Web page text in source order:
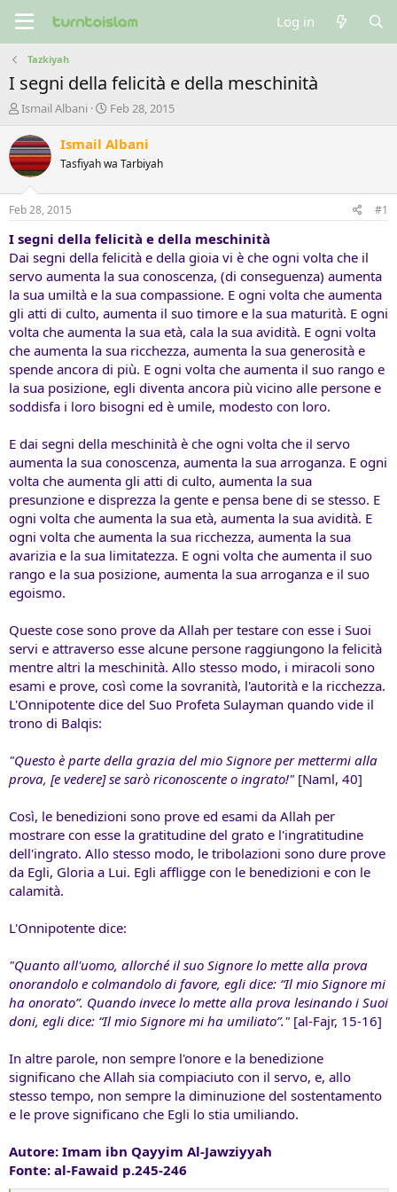
Log in
Tazkiyah
I segni della felicità e della meschinità
T
r
e
a
s
t
a
t
e
r
Ismail Albani
S
a
t
e
Feb 28, 2015
Ismail Albani
Tasfiyah wa Tarbiyah
Feb 28, 2015 #1
I segni della felicità e della meschinità
Dai segni della felicità e della gioia vi è che ogni volta che il
servo aumenta la sua conoscenza, (di conseguenza) aumenta
la sua umiltà e la sua compassione. E ogni volta che aumenta
gli atti di culto, aumenta il suo timore e la sua maturità. E ogni
volta che aumenta la sua età, cala la sua avidità. E ogni volta
che aumenta la sua ricchezza, aumenta la sua generosità e
spende ancora di più. E ogni volta che aumenta il suo rango e
la sua posizione, egli diventa ancora più vicino alle persone e
soddisfa i loro bisogni ed è umile, modesto con loro.
E dai segni della meschinità è che ogni volta che il servo
aumenta la sua conoscenza, aumenta la sua arroganza. E ogni
volta che aumenta gli atti di culto, aumenta la sua
presunzione e disprezza la gente e pensa bene di se stesso. E
ogni volta che aumenta la sua età, aumenta la sua avidità. E
ogni volta che aumenta la sua ricchezza, aumenta la sua
avarizia e la sua limitatezza. E ogni volta che aumenta il suo
rango e la sua posizione, aumenta la sua arroganza e il suo
egoismo.
Queste cose sono prove da Allah per testare con esse i Suoi
servi e attraverso esse alcune persone raggiungono la felicità
mentre altri la meschinità. Allo stesso modo, i miracoli sono
esami e prove, così come la sovranità, l'autorità e la ricchezza.
L'Onnipotente dice del Suo Profeta Sulayman quando vide il
trono di Balqis:
"Questo è parte della grazia del mio Signore per mettermi alla
prova, [e vedere] se sarò riconoscente o ingrato!" [Naml, 40]
Così, le benedizioni sono prove ed esami da Allah per
mostrare con esse la gratitudine del grato e l'ingratitudine
dell'ingrato. Allo stesso modo, le tribolazioni sono dure prove
da Egli, Gloria a Lui. Egli affligge con le benedizioni e con le
calamità.
L'Onnipotente dice:
"Quanto all'uomo, allorché il suo Signore lo mette alla prova
onorandolo e colmandolo di favore, egli dice: “Il mio Signore mi
ha onorato”. Quando invece lo mette alla prova lesinando i Suoi
doni, egli dice: “Il mio Signore mi ha umiliato”." [al-Fajr, 15-16]
In altre parole, non sempre l'onore e la benedizione
significano che Allah sia compiaciuto con il servo, e, allo
stesso tempo, non sempre la diminuzione del sostentamento
e le prove significano che Egli lo stia umiliando.
Autore: Imam ibn Qayyim Al-Jawziyyah
Fonte: al-Fawaid p.245-246